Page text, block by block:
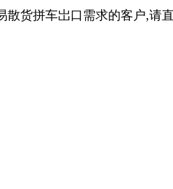
散货拼车岀口需求的客户,请